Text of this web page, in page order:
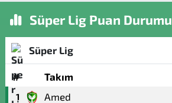
Süper Lig Puan Durumu
Süper Lig
# Takım
1 Amed